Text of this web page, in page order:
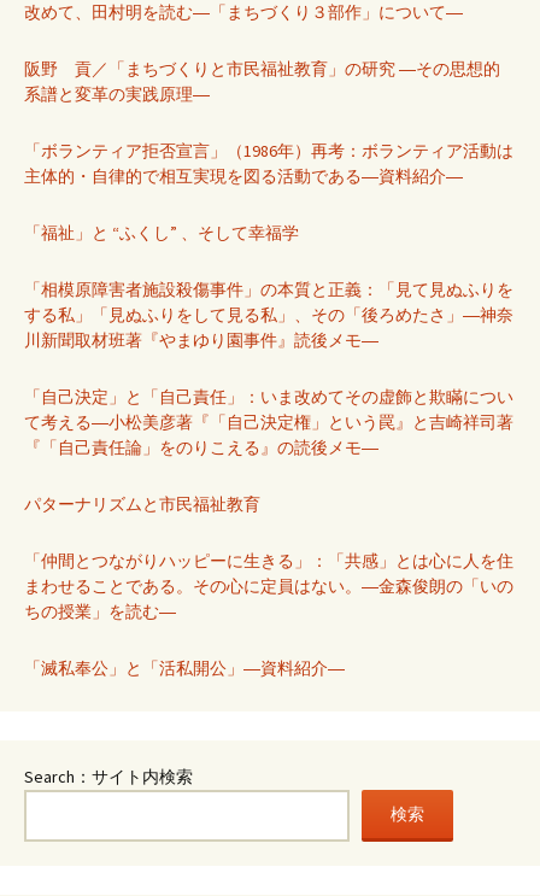
改めて、田村明を読む―「まちづくり３部作」について―
阪野 貢／「まちづくりと市民福祉教育」の研究 ―その思想的
系譜と変革の実践原理―
「ボランティア拒否宣言」（1986年）再考：ボランティア活動は
主体的・自律的で相互実現を図る活動である―資料紹介―
「福祉」と “ふくし” 、そして幸福学
「相模原障害者施設殺傷事件」の本質と正義：「見て見ぬふりを
する私」「見ぬふりをして見る私」、その「後ろめたさ」―神奈
川新聞取材班著『やまゆり園事件』読後メモ―
「自己決定」と「自己責任」：いま改めてその虚飾と欺瞞につい
て考える―小松美彦著『「自己決定権」という罠』と吉崎祥司著
『「自己責任論」をのりこえる』の読後メモ―
パターナリズムと市民福祉教育
「仲間とつながりハッピーに生きる」：「共感」とは心に人を住
まわせることである。その心に定員はない。―金森俊朗の「いの
ちの授業」を読む―
「滅私奉公」と「活私開公」―資料紹介―
Search：サイト内検索
検索